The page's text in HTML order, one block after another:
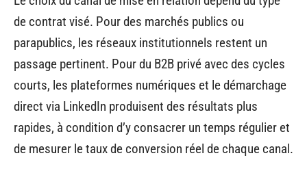
de contrat visé. Pour des marchés publics ou
parapublics, les réseaux institutionnels restent un
passage pertinent. Pour du B2B privé avec des cycles
courts, les plateformes numériques et le démarchage
direct via LinkedIn produisent des résultats plus
rapides, à condition d’y consacrer un temps régulier et
de mesurer le taux de conversion réel de chaque canal.